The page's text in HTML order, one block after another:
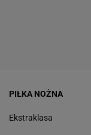
PIŁKA NOŻNA
Ekstraklasa